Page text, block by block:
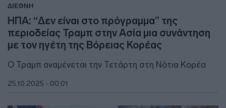
ΔΙΕΘΝΗ
ΗΠΑ: “Δεν είναι στο πρόγραμμα” της
περιοδείας Τραμπ στην Ασία μια συνάντηση
με τον ηγέτη της Βόρειας Κορέας
Ο Τραμπ αναμένεται την Τετάρτη στη Νότια Κορέα
25.10.2025 - 00:01